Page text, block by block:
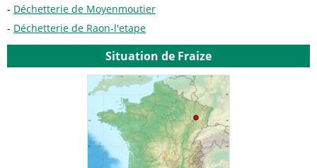
Déchetterie de Moyenmoutier
Déchetterie de Raon-l'etape
Situation de Fraize